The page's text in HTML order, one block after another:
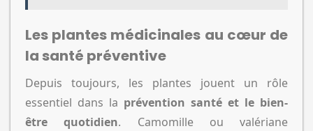
Les plantes médicinales au cœur de
la santé préventive
Depuis toujours, les plantes jouent un rôle
essentiel dans la prévention santé et le bien-
être quotidien. Camomille ou valériane